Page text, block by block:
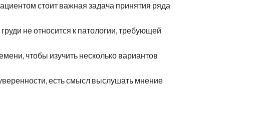
стоит важная задача принятия ряда
не относится к патологии, требующей
чтобы изучить несколько вариантов
есть смысл выслушать мнение